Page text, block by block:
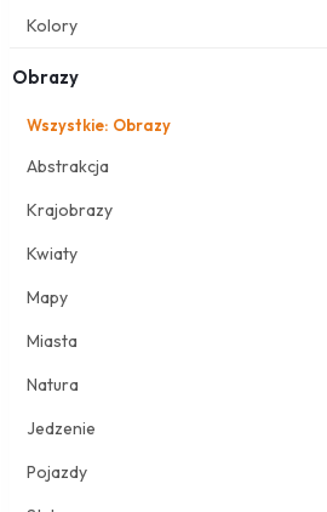
Kolory
Obrazy
Wszystkie: Obrazy
Abstrakcja
Krajobrazy
Kwiaty
Mapy
Miasta
Natura
Jedzenie
Pojazdy